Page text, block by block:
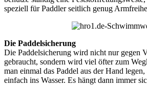
speziell für Paddler seitlich genug
Die Paddelsicherung
Die Paddelsicherung wird nicht nur gegen
gebraucht, sondern wird viel öfter zum
man einmal das Paddel aus der Hand
einfach ins Wasser. Es hängt dann immer